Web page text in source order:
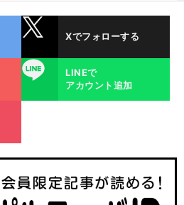
Xでフォローする
LINE
LINEで
アカウント追加